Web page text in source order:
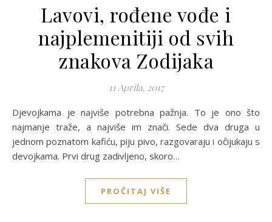
Lavovi, rođene vođe i
najplemenitiji od svih
znakova Zodijaka
11 Aprila, 2017
Djevojkama je najviše potrebna pažnja. To je ono što
najmanje traže, a najviše im znači. Sede dva druga u
jednom poznatom kafiću, piju pivo, razgovaraju i očijukaju s
devojkama. Prvi drug zadivljeno, skoro…
PROČITAJ VIŠE